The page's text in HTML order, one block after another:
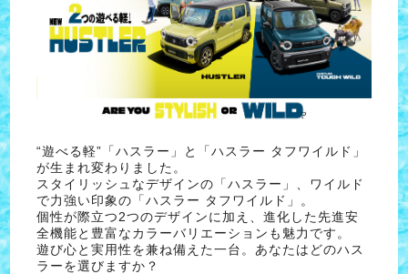
“遊べる軽”「ハスラー」と「ハスラー タフワイルド」
が生まれ変わりました。
スタイリッシュなデザインの「ハスラー」、ワイルド
で力強い印象の「ハスラー タフワイルド」。
個性が際立つ2つのデザインに加え、進化した先進安
全機能と豊富なカラーバリエーションも魅力です。
遊び心と実用性を兼ね備えた一台。あなたはどのハス
ラーを選びますか？